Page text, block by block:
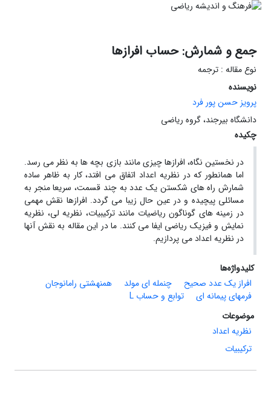
جمع و شمارش: حساب افرازها
نوع مقاله : ترجمه
نویسنده
پرویز حسن پور فرد
دانشگاه بیرجند، گروه ریاضی
چکیده
در نخستین نگاه، افرازها چیزی مانند بازی بچه ها به نظر می رسد.
اما همانطور که در نظریه اعداد اتفاق می افتد، کار به ظاهر ساده
شمارش راه های شکستن یک عدد به چند قسمت، سریعا منجر به
مسائلی پیچیده و در عین حال زیبا می گردد. افرازها نقش مهمی
در زمینه های گوناگون ریاضیات مانند ترکیبیات، نظریه لی، نظریه
نمایش و فیزیک ریاضی ایفا می کنند. ما در این مقاله به نقش آنها
در نظریه اعداد می پردازیم.
کلیدواژه‌ها
افراز یک عدد صحیح
چنمله ای مولد
همنهشتی رامانوجان
فرمهای پیمانه ای
توابع و حساب L
موضوعات
نظریه اعداد
ترکیبیات